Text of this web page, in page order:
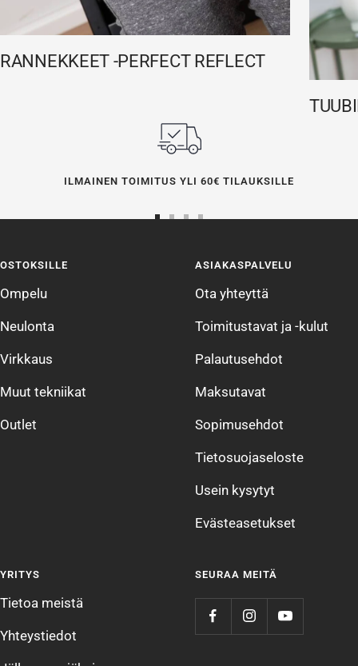
RANNEKKEET -PERFECT REFLECT
ILMAINEN TOIMITUS YLI 60€ TILAUKSILLE
4
OSTOKSILLE
Ompelu
Neulonta
Virkkaus
Muut tekniikat
Outlet
ASIAKASPALVELU
Ota yhteyttä
Toimitustavat ja -kulut
Palautusehdot
Maksutavat
Sopimusehdot
Tietosuojaseloste
Usein kysytyt
Evästeasetukset
YRITYS
Tietoa meistä
Yhteystiedot
SEURAA MEITÄ